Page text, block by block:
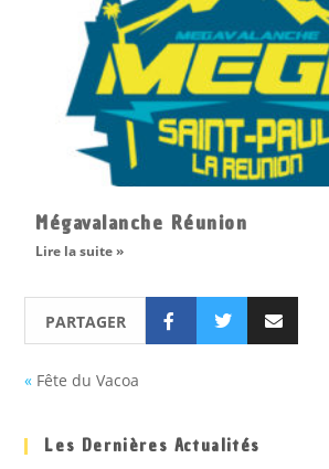
Mégavalanche Réunion
Lire la suite »
PARTAGER
« Fête du Vacoa
Les Dernières Actualités